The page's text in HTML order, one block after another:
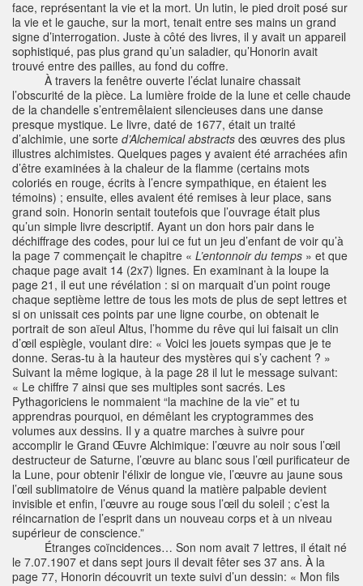
face, représentant la vie et la mort. Un lutin, le pied droit posé sur
la vie et le gauche, sur la mort, tenait entre ses mains un grand
signe d’interrogation. Juste à côté des livres, il y avait un appareil
sophistiqué, pas plus grand qu’un saladier, qu’Honorin avait
trouvé entre des pailles, au fond du coffre.
À travers la fenêtre ouverte l’éclat lunaire chassait
l’obscurité de la pièce. La lumière froide de la lune et celle chaude
de la chandelle s’entremêlaient silencieuses dans une danse
presque mystique. Le livre, daté de 1677, était un traité
d’alchimie, une sorte d’Alchemical abstracts des œuvres des plus
illustres alchimistes. Quelques pages y avaient été arrachées afin
d’être examinées à la chaleur de la flamme (certains mots
coloriés en rouge, écrits à l’encre sympathique, en étaient les
témoins) ; ensuite, elles avaient été remises à leur place, sans
grand soin. Honorin sentait toutefois que l’ouvrage était plus
qu’un simple livre descriptif. Ayant un don hors pair dans le
déchiffrage des codes, pour lui ce fut un jeu d’enfant de voir qu’à
la page 7 commençait le chapitre « L’entonnoir du temps » et que
chaque page avait 14 (2x7) lignes. En examinant à la loupe la
page 21, il eut une révélation : si on marquait d’un point rouge
chaque septième lettre de tous les mots de plus de sept lettres et
si on unissait ces points par une ligne courbe, on obtenait le
portrait de son aïeul Altus, l’homme du rêve qui lui faisait un clin
d’œil espiègle, voulant dire: « Voici les jouets sympas que je te
donne. Seras-tu à la hauteur des mystères qui s’y cachent ? »
Suivant la même logique, à la page 28 il lut le message suivant:
« Le chiffre 7 ainsi que ses multiples sont sacrés. Les
Pythagoriciens le nommaient “la machine de la vie” et tu
apprendras pourquoi, en démêlant les cryptogrammes des
volumes aux dessins. Il y a quatre marches à suivre pour
accomplir le Grand Œuvre Alchimique: l’œuvre au noir sous l’œil
destructeur de Saturne, l’œuvre au blanc sous l’œil purificateur de
la Lune, pour obtenir l'élixir de longue vie, l’œuvre au jaune sous
l’œil sublimatoire de Vénus quand la matière palpable devient
invisible et enfin, l’œuvre au rouge sous l’œil du soleil ; c’est la
réincarnation de l’esprit dans un nouveau corps et à un niveau
supérieur de conscience.”
Étranges coïncidences… Son nom avait 7 lettres, il était né
le 7.07.1907 et dans sept jours il devait fêter ses 37 ans. À la
page 77, Honorin découvrit un texte suivi d’un dessin: « Mon fils